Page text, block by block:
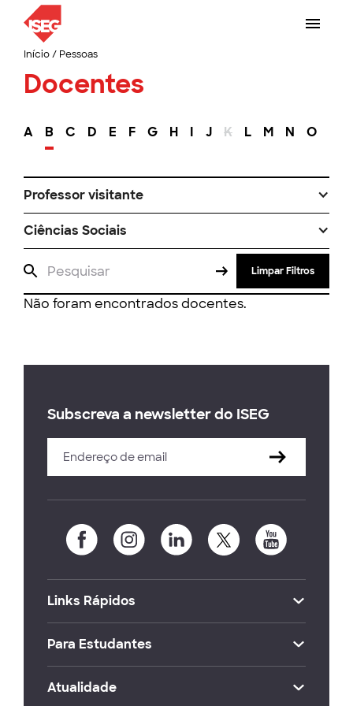
Início/ Pessoas
Docentes
A B C D E F G H I J K L M N O
Professor visitante
Ciências Sociais
Limpar Filtros
Não foram encontrados docentes.
Subscreva a newsletter do ISEG
Links Rápidos
Para Estudantes
Atualidade